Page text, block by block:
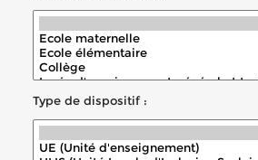
Type de dispositif :